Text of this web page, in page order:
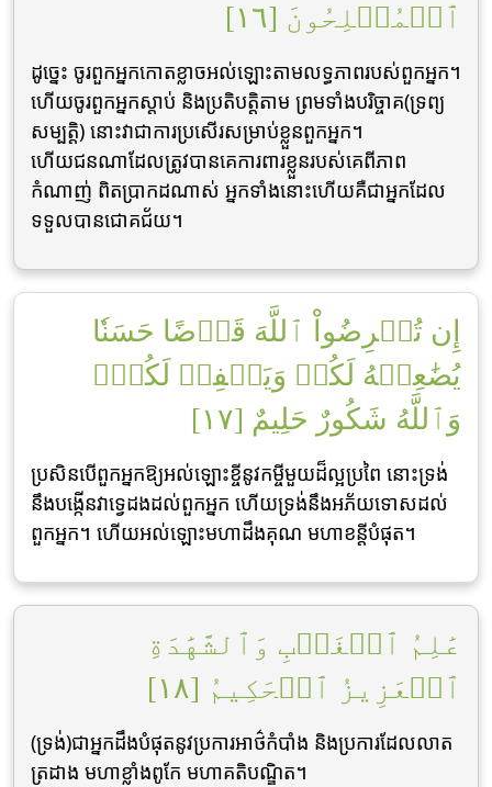
ٱلۡمُفۡلِحُونَ [١٦]
ដូចេ្នះ ចូរពួកអ្នកកោតខ្លាចអល់ឡោះតាមលទ្ធភាពរបស់ពួកអ្នក។
ហើយចូរពួកអ្នកស្ដាប់ និងប្រតិបត្ដិតាម ព្រមទាំងបរិច្ចាគ(ទ្រព្យ
សម្បត្ដិ) នោះវាជាការប្រសើរសម្រាប់ខ្លួនពួកអ្នក។
ហើយជនណាដែលត្រូវបានគេការពារខ្លួនរបស់គេពីភាព
កំណាញ់ ពិតប្រាកដណាស់ អ្នកទាំងនោះហើយគឺជាអ្នកដែល
ទទួលបានជោគជ័យ។
إِن تُقۡرِضُواْ ٱللَّهَ قَرۡضًا حَسَنٗا
يُضَٰعِفۡهُ لَكُمۡ وَيَغۡفِرۡ لَكُمۡۚ
وَٱللَّهُ شَكُورٌ حَلِيمٌ [١٧]
ប្រសិនបើពួកអ្នកឱ្យអល់ឡោះខ្ចីនូវកម្ចីមួយដ៏ល្អប្រពៃ នោះទ្រង់
នឹងបង្កើនវាទ្វេដងដល់ពួកអ្នក ហើយទ្រង់នឹងអភ័យទោសដល់
ពួកអ្នក។ ហើយអល់ឡោះមហាដឹងគុណ មហាខន្តីបំផុត។
عَٰلِمُ ٱلۡغَيۡبِ وَٱلشَّهَٰدَةِ
ٱلۡعَزِيزُ ٱلۡحَكِيمُ [١٨]
(ទ្រង់)ជាអ្នកដឹងបំផុតនូវប្រការអាថ៌កំបាំង និងប្រការដែលលាត
ត្រដាង មហាខ្លាំងពូកែ មហាគតិបណ្ឌិត។